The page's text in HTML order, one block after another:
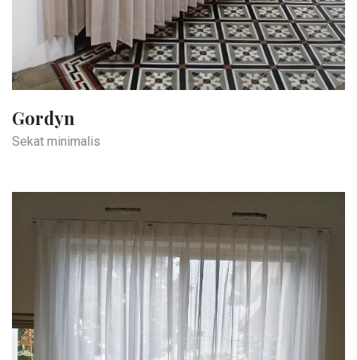
Gordyn
Sekat minimalis